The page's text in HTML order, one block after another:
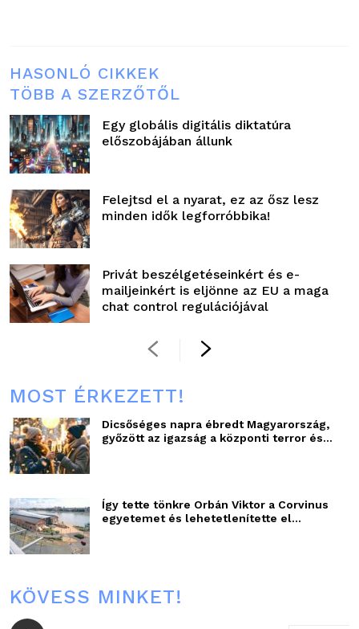
HASONLÓ CIKKEK
TÖBB A SZERZŐTŐL
Egy globális digitális diktatúra
előszobájában állunk
Felejtsd el a nyarat, ez az ősz lesz
minden idők legforróbbika!
Privát beszélgetéseinkért és e-
mailjeinkért is eljönne az EU a maga
chat control regulációjával
MOST ÉRKEZETT!
Dicsőséges napra ébredt Magyarország,
győzött az igazság a központi terror és...
Így tette tönkre Orbán Viktor a Corvinus
egyetemet és lehetetlenítette el...
KÖVESS MINKET!